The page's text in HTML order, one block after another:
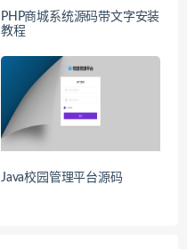
PHP商城系统源码带文字安装
教程
Java校园管理平台源码